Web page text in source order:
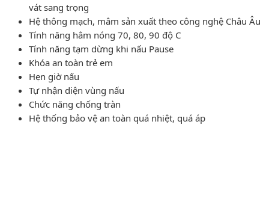
vát sang trọng
Hệ thông mạch, mâm sản xuất theo công nghệ Châu Âu
Tính năng hâm nóng 70, 80, 90 độ C
Tính năng tạm dừng khi nấu Pause
Khóa an toàn trẻ em
Hẹn giờ nấu
Tự nhận diện vùng nấu
Chức năng chống tràn
Hệ thống bảo vệ an toàn quá nhiệt, quá áp